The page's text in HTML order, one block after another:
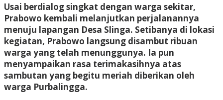
Usai berdialog singkat dengan warga sekitar,
Prabowo kembali melanjutkan perjalanannya
menuju lapangan Desa Slinga. Setibanya di lokasi
kegiatan, Prabowo langsung disambut ribuan
warga yang telah menunggunya. Ia pun
menyampaikan rasa terimakasihnya atas
sambutan yang begitu meriah diberikan oleh
warga Purbalingga.